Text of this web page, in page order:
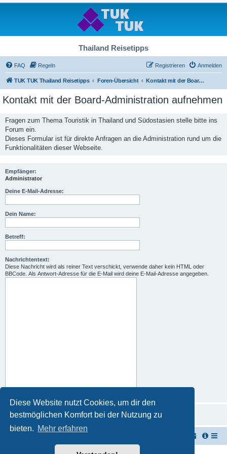
Diese Website nutzt Cookies, um dir den
bestmöglichen Komfort bei der Nutzung zu
bieten. Mehr erfahren
Thailand Reisetipps
FAQ Regeln Anmelden
Registrieren
TUK TUK Thailand Reisetipps Foren-Übersicht Kontakt mit der Board-Administration aufnehmen
Kontakt mit der Board-Administration aufnehmen
Fragen zum Thema Touristik in Thailand und Südostasien stelle bitte ins
Forum ein.
Dieses Formular ist für direkte Anfragen an die Administration rund um die
Funktionalitäten dieser Webseite.
Empfänger:
Administrator
Deine E-Mail-Adresse:
Dein Name:
Betreff:
Nachrichtentext:
Diese Nachricht wird als reiner Text verschickt, verwende daher kein HTML oder
BBCode. Als Antwort-Adresse für die E-Mail wird deine E-Mail-Adresse angegeben.